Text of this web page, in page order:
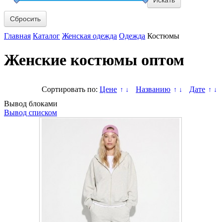
Сбросить
Главная Каталог Женская одежда Одежда Костюмы
Женские костюмы оптом
Сортировать по: Цене ↑ ↓ Названию ↑ ↓ Дате ↑ ↓
Вывод блоками
Вывод списком